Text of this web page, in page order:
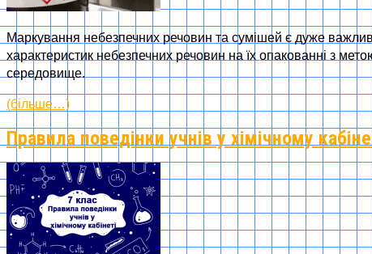
Маркування небезпечних речовин та сумішей є дуже
характеристик небезпечних речовин на їх опакованні з
середовище.
(більше…)
Правила поведінки учнів у хімічному